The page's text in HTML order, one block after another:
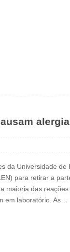
alergia
da Universidade
para retirar a
maioria das
em laboratório. As…